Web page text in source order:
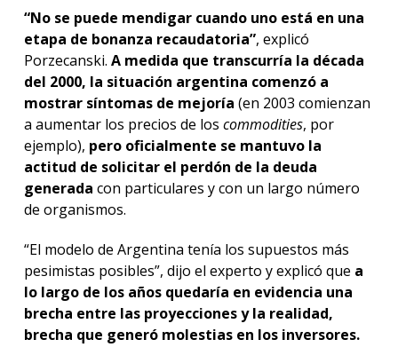
“No se puede mendigar cuando uno está en una
etapa de bonanza recaudatoria”, explicó
Porzecanski. A medida que transcurría la década
del 2000, la situación argentina comenzó a
mostrar síntomas de mejoría (en 2003 comienzan
a aumentar los precios de los commodities, por
ejemplo), pero oficialmente se mantuvo la
actitud de solicitar el perdón de la deuda
generada con particulares y con un largo número
de organismos.
“El modelo de Argentina tenía los supuestos más
pesimistas posibles”, dijo el experto y explicó que a
lo largo de los años quedaría en evidencia una
brecha entre las proyecciones y la realidad,
brecha que generó molestias en los inversores.